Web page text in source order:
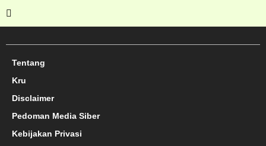
Tentang
Kru
Disclaimer
Pedoman Media Siber
Kebijakan Privasi